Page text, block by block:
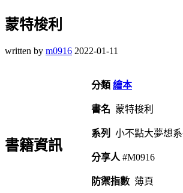
蒙特梭利
written by m0916 2022-01-11
書籍資訊
分類 繪本
書名 蒙特梭利
系列 小不點大夢想系
分享人 #M0916
防禦指數 薄頁